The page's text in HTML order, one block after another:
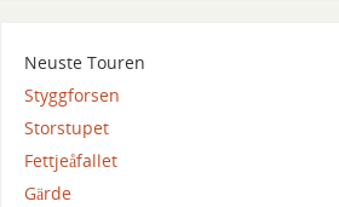
Neuste Touren
Styggforsen
Storstupet
Fettjeåfallet
Gärde